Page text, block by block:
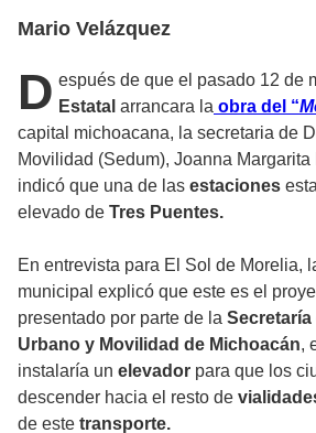
Mario Velázquez
D espués de que el pasado 12 de
Estatal arrancara la obra del “
capital michoacana, la secretaria de
Movilidad (Sedum), Joanna
indicó que una de las estaciones
elevado de Tres Puentes.
En entrevista para El Sol de Morelia,
municipal explicó que este es el
presentado por parte de la
Urbano y Movilidad de Michoacán,
instalaría un elevador para que los
descender hacia el resto de
de este transporte.